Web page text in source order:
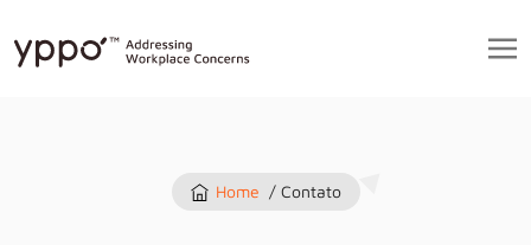
Home / Contato